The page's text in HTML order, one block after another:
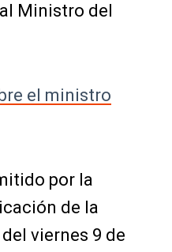
Ministro del
el ministro
por la
de la
viernes 9 de